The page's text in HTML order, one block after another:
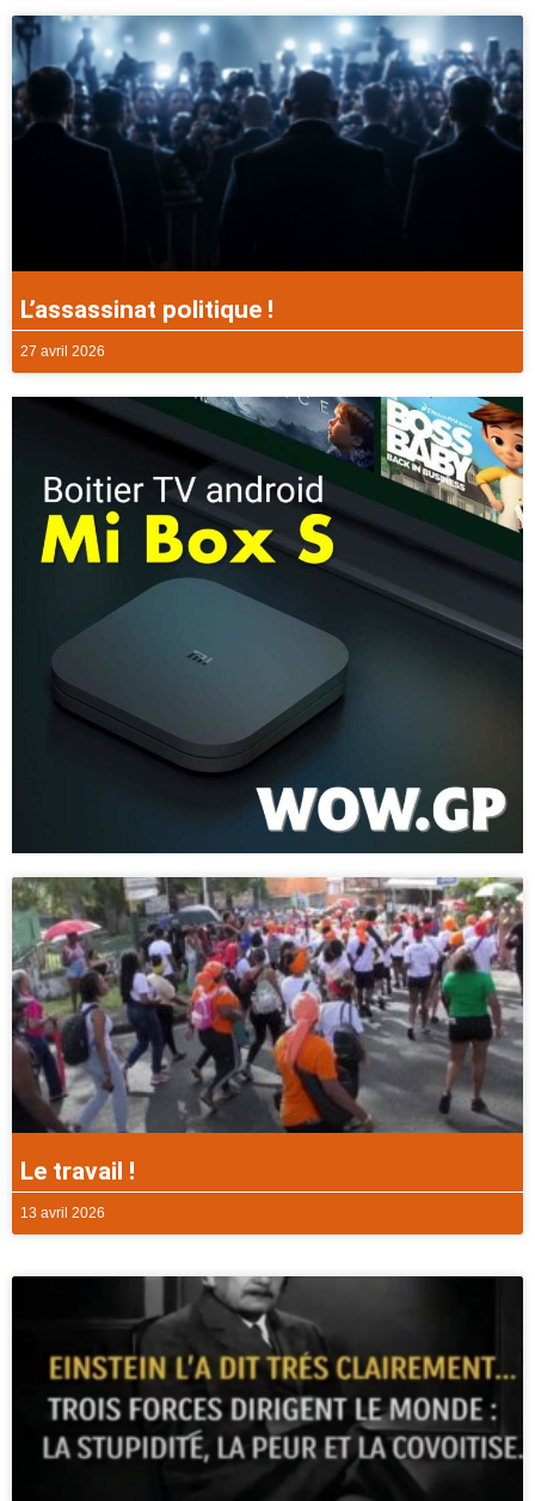
L’assassinat politique !
27 avril 2026
Le travail !
13 avril 2026